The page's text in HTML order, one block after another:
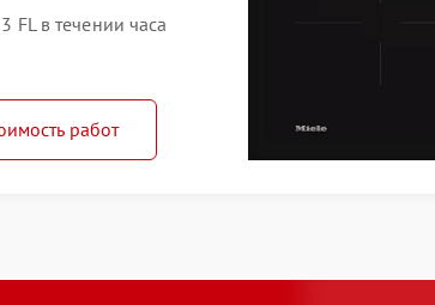
в течении часа
работ